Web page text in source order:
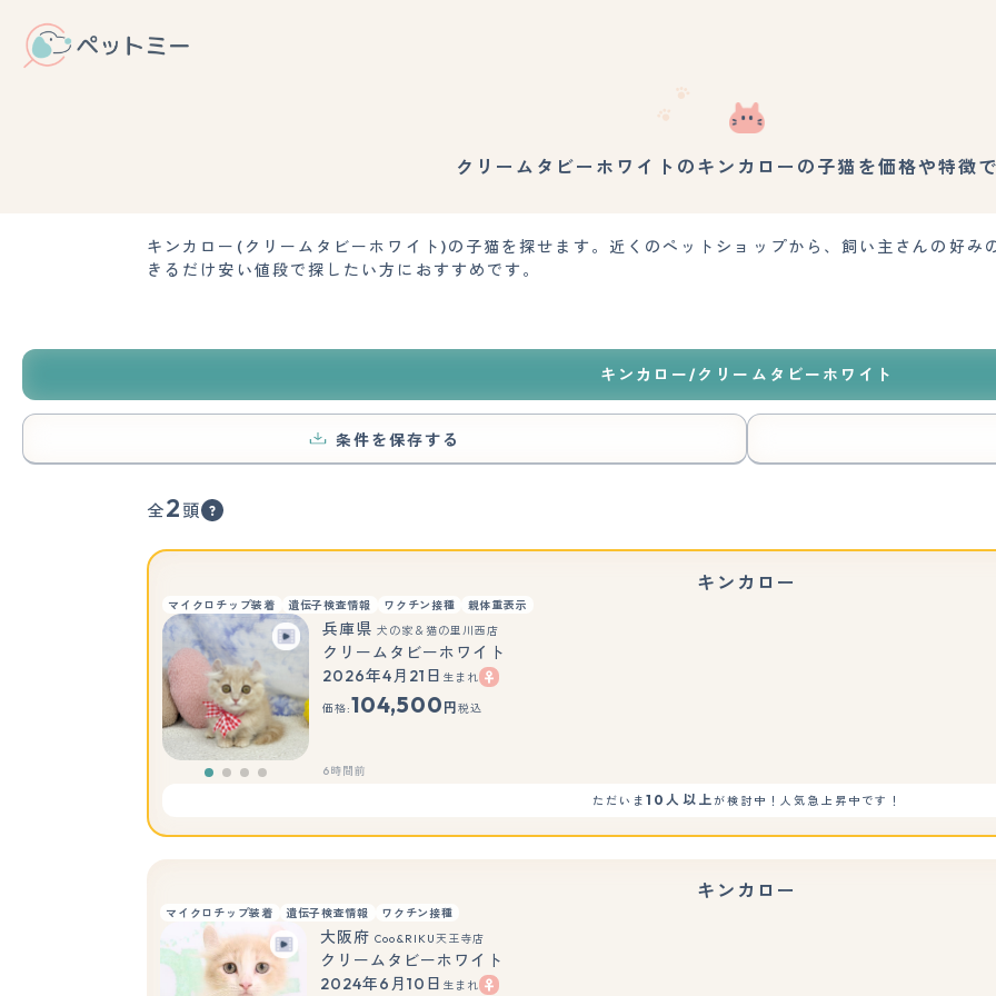
クリームタビーホワイトのキンカローの子猫を価格や特徴
キンカロー(クリームタビーホワイト)の子猫を探せます。近くのペットショップから、飼い主さんの好
きるだけ安い値段で探したい方におすすめです。
キンカロー/クリームタビーホワイト
条件を保存する
全2 頭
キンカロー
マイクロチップ装着 遺伝子検査情報 ワクチン接種 親体重表示
兵庫県 犬の家＆猫の里川西店
クリームタビーホワイト
2026年4月21日 生まれ
価格:104,500 円 税込
6時間前
ただいま10人以上が検討中！人気急上昇中です！
キンカロー
マイクロチップ装着 遺伝子検査情報 ワクチン接種
大阪府 Coo&RIKU天王寺店
クリームタビーホワイト
2024年6月10日 生まれ